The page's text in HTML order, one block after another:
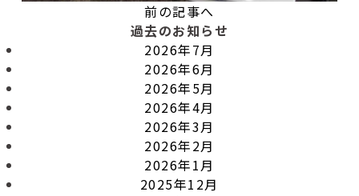
前の記事へ
過去のお知らせ
2026年7月
2026年6月
2026年5月
2026年4月
2026年3月
2026年2月
2026年1月
2025年12月